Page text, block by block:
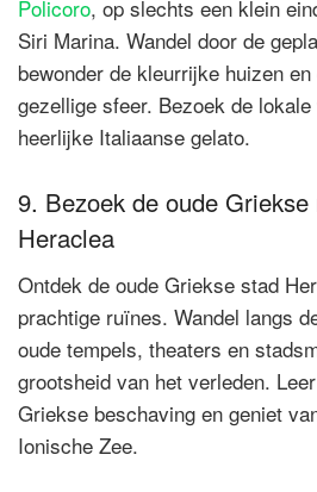
Policoro, op slechts een klein
Siri Marina. Wandel door de
bewonder de kleurrijke huizen
gezellige sfeer. Bezoek de
heerlijke Italiaanse gelato.
9. Bezoek de oude
Heraclea
Ontdek de oude Griekse stad
prachtige ruïnes. Wandel langs
oude tempels, theaters en
grootsheid van het verleden.
Griekse beschaving en geniet
Ionische Zee.